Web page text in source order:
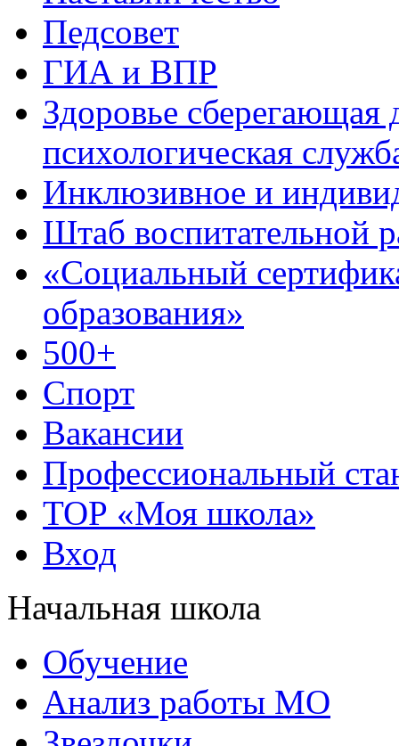
Педсовет
ГИА и ВПР
Здоровье сберегающая
психологическая
Инклюзивное и
Штаб воспитательной
«Социальный
образования»
500+
Спорт
Вакансии
Профессиональный
ТОР «Моя школа»
Вход
Начальная школа
Обучение
Анализ работы МО